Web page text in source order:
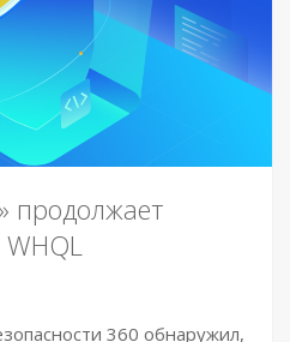
продолжает
360 обнаружил,